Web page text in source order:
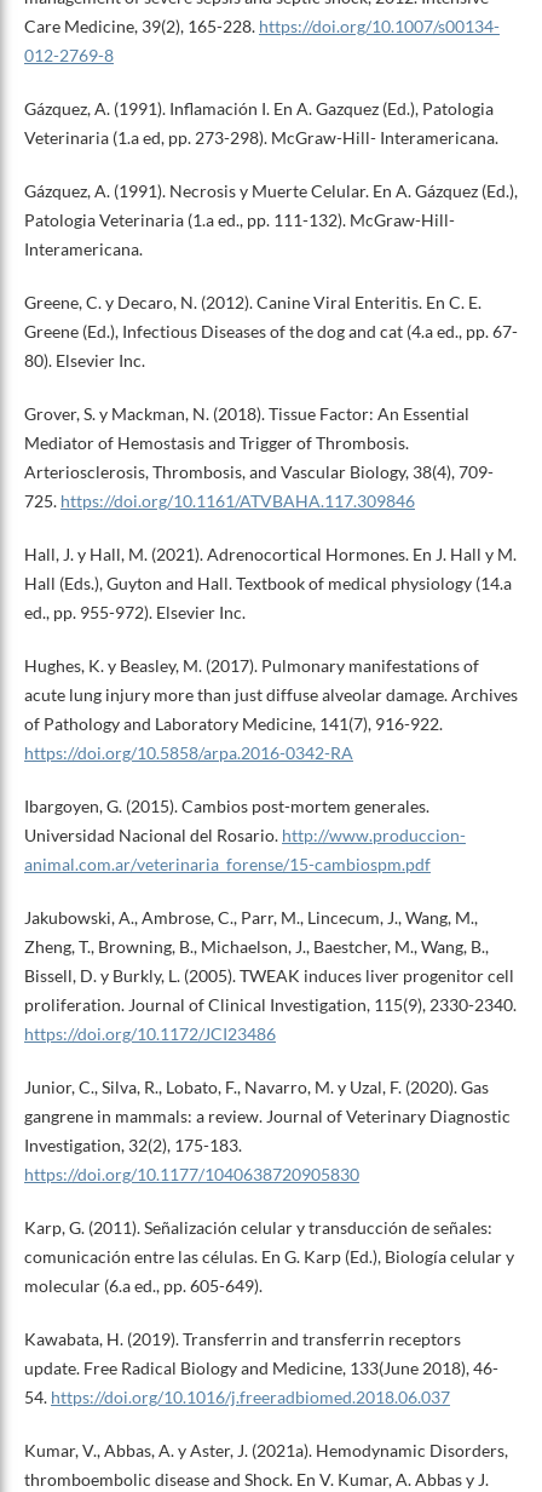
Care Medicine, 39(2), 165-228. https://doi.org/10.1007/s00134-
012-2769-8
Gázquez, A. (1991). Inflamación I. En A. Gazquez (Ed.), Patologia
Veterinaria (1.a ed, pp. 273-298). McGraw-Hill- Interamericana.
Gázquez, A. (1991). Necrosis y Muerte Celular. En A. Gázquez (Ed.),
Patologia Veterinaria (1.a ed., pp. 111-132). McGraw-Hill-
Interamericana.
Greene, C. y Decaro, N. (2012). Canine Viral Enteritis. En C. E.
Greene (Ed.), Infectious Diseases of the dog and cat (4.a ed., pp. 67-
80). Elsevier Inc.
Grover, S. y Mackman, N. (2018). Tissue Factor: An Essential
Mediator of Hemostasis and Trigger of Thrombosis.
Arteriosclerosis, Thrombosis, and Vascular Biology, 38(4), 709-
725. https://doi.org/10.1161/ATVBAHA.117.309846
Hall, J. y Hall, M. (2021). Adrenocortical Hormones. En J. Hall y M.
Hall (Eds.), Guyton and Hall. Textbook of medical physiology (14.a
ed., pp. 955-972). Elsevier Inc.
Hughes, K. y Beasley, M. (2017). Pulmonary manifestations of
acute lung injury more than just diffuse alveolar damage. Archives
of Pathology and Laboratory Medicine, 141(7), 916-922.
https://doi.org/10.5858/arpa.2016-0342-RA
Ibargoyen, G. (2015). Cambios post-mortem generales.
Universidad Nacional del Rosario. http://www.produccion-
animal.com.ar/veterinaria_forense/15-cambiospm.pdf
Jakubowski, A., Ambrose, C., Parr, M., Lincecum, J., Wang, M.,
Zheng, T., Browning, B., Michaelson, J., Baestcher, M., Wang, B.,
Bissell, D. y Burkly, L. (2005). TWEAK induces liver progenitor cell
proliferation. Journal of Clinical Investigation, 115(9), 2330-2340.
https://doi.org/10.1172/JCI23486
Junior, C., Silva, R., Lobato, F., Navarro, M. y Uzal, F. (2020). Gas
gangrene in mammals: a review. Journal of Veterinary Diagnostic
Investigation, 32(2), 175-183.
https://doi.org/10.1177/1040638720905830
Karp, G. (2011). Señalización celular y transducción de señales:
comunicación entre las células. En G. Karp (Ed.), Biología celular y
molecular (6.a ed., pp. 605-649).
Kawabata, H. (2019). Transferrin and transferrin receptors
update. Free Radical Biology and Medicine, 133(June 2018), 46-
54. https://doi.org/10.1016/j.freeradbiomed.2018.06.037
Kumar, V., Abbas, A. y Aster, J. (2021a). Hemodynamic Disorders,
thromboembolic disease and Shock. En V. Kumar, A. Abbas y J.